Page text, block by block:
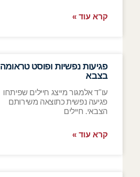
קרא עוד »
פגיעות נפשיות ופוסט טראומה
בצבא
עו"ד אלמגור מייצג חיילים שפיתחו
פגיעה נפשית כתוצאה משירותם
הצבאי. חיילים
קרא עוד »